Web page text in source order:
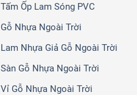
Tấm Ốp Lam Sóng PVC
Gỗ Nhựa Ngoài Trời
Lam Nhựa Giả Gỗ Ngoài Trời
Sàn Gỗ Nhựa Ngoài Trời
Vỉ Gỗ Nhựa Ngoài Trời